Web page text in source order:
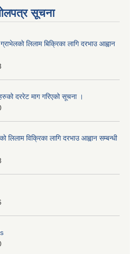
सूचना
लिलाम बिक्रिका लागि दरभाउ आह्वान
दररेट माग गरिएको सूचना ।
लिलाम विक्रिका लागि दरभाउ आह्वान सम्बन्धी